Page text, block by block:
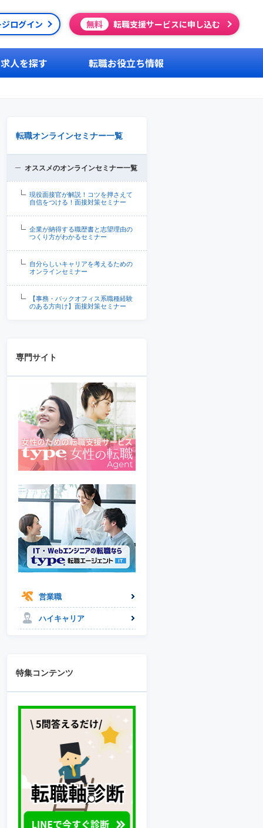
ログイン 無料 転職支援サービスに申し込む
求人を探す 転職お役立ち情報
転職オンラインセミナー一覧
オススメのオンラインセミナー一覧
現役面接官が解説！コツを押さえて
自信をつける！面接対策セミナー
企業が納得する職歴書と志望理由の
つくり方がわかるセミナー
自分らしいキャリアを考えるための
オンラインセミナー
【事務・バックオフィス系職種経験
のある方向け】面接対策セミナー
専門サイト
営業職
ハイキャリア
特集コンテンツ